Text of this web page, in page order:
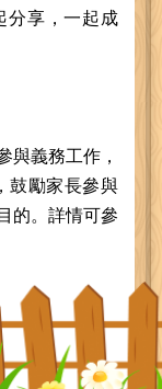
分享，一起成
與義務工作，
鼓勵家長參與
的。詳情可參